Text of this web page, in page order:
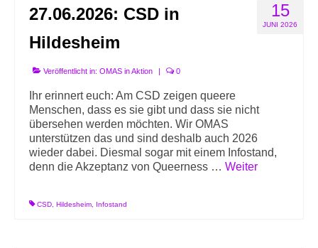
Info-Links gegen Rechts 15
JUNI 2026
27.06.2026: CSD in
Hildesheim
Veröffentlicht in: OMAS in Aktion | 0
Ihr erinnert euch: Am CSD zeigen queere
Menschen, dass es sie gibt und dass sie nicht
übersehen werden möchten. Wir OMAS
unterstützen das und sind deshalb auch 2026
wieder dabei. Diesmal sogar mit einem Infostand,
denn die Akzeptanz von Queerness … Weiter
CSD Hildesheim Infostand